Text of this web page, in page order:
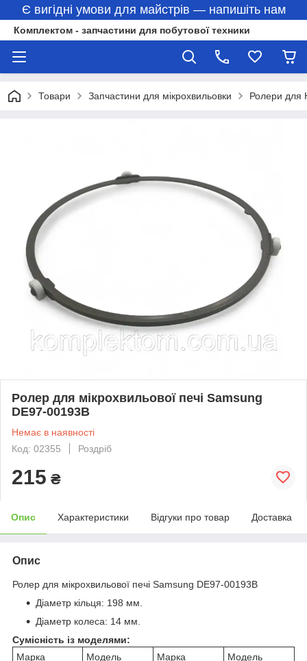
Є вигідні умови для майстрів — напишіть нам
Комплектом - запчастини для побутової техники
Товари Запчастини для мікрохвильовки Ролери для
Ролер для мікрохвильової печі Samsung
DE97-00193B
Немає в наявності
Код: 02355
Роздріб
215 ₴
Опис Характеристики Відгуки про товар Доставка
Опис
Ролер для мікрохвильової печі Samsung DE97-00193B
Діаметр кільця: 198 мм.
Діаметр колеса: 14 мм.
Сумісність із моделями:
Марка
Модель Марка
Модель